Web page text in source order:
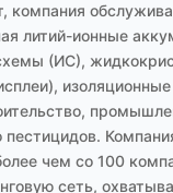
к
—
не
смола +
по
компания
литий-ионные
(ИС),
пестицидов.
чем со 100
сеть,